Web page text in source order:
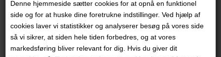
Denne hjemmeside sætter cookies for at opnå en funktionel
side og for at huske dine foretrukne indstillinger. Ved hjælp af
cookies laver vi statistikker og analyserer besøg på vores side
så vi sikrer, at siden hele tiden forbedres, og at vores
markedsføring bliver relevant for dig. Hvis du giver dit